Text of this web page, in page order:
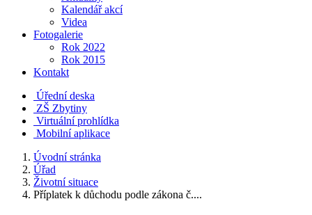
Kalendář akcí
Videa
Fotogalerie
Rok 2022
Rok 2015
Kontakt
Úřední deska
ZŠ Zbytiny
Virtuální prohlídka
Mobilní aplikace
Úvodní stránka
Úřad
Životní situace
Příplatek k důchodu podle zákona č....